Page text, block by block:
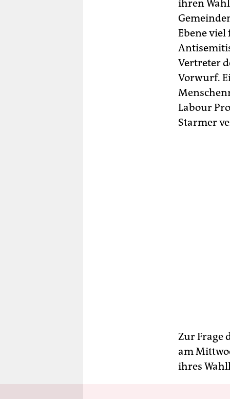
ihren
Ebene
Vertreter
Vorwurf.
Labour
Starmer
Zur Frage
am
ihres